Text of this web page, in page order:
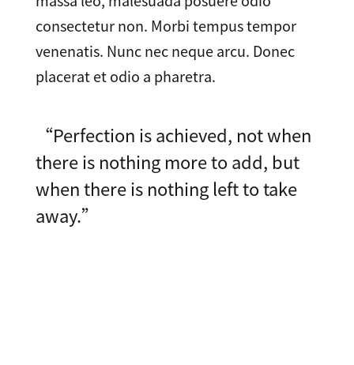
consectetur non. Morbi tempus tempor
venenatis. Nunc nec neque arcu. Donec
placerat et odio a pharetra.
“Perfection is achieved, not when
there is nothing more to add, but
when there is nothing left to take
away.”